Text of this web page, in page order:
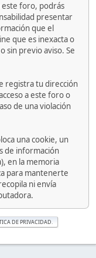
este foro, podrás
presentar
que el
que es inexacta o
sin previo aviso. Se
registra tu dirección
a este foro o
de una violación
una cookie, un
de información
en la memoria
para mantenerte
ni envía